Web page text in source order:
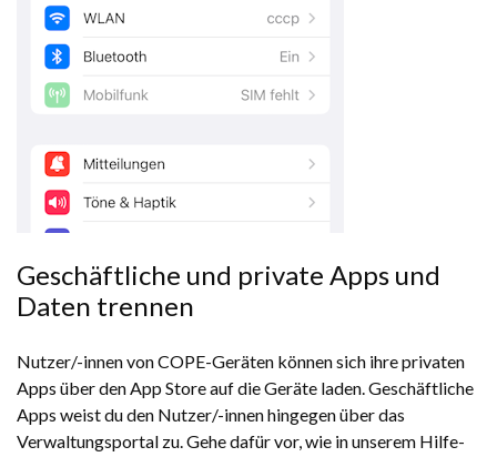
Geschäftliche und private Apps und
Daten trennen
Nutzer/-innen von COPE-Geräten können sich ihre privaten
Apps über den App Store auf die Geräte laden. Geschäftliche
Apps weist du den Nutzer/-innen hingegen über das
Verwaltungsportal zu. Gehe dafür vor, wie in unserem Hilfe-